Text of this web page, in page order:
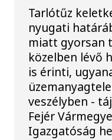
Tarlótűz
nyugati
miatt gyorsan
közelben lévő
is érinti,
veszélyben -
Fejér
Igazgatóság